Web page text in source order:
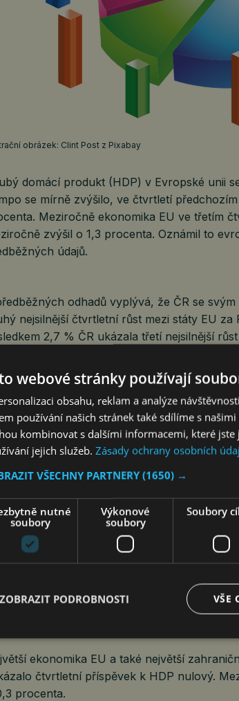
obrázek: Clint Post z Pixabay
domácí produkt (HDP) v Evropské unii
se mírně zvýšilo, ve čtvrtletí
Meziročně ekonomika EU ve třetím
zvýšil o 1,3 procenta. Oznámil to
údajů.
odhadů vyplývá, že ČR se
nejsilnější čtvrtletní růst mezi státy EU
2,7 % ČR ukázala třetí nejsilnější
ČESKÁ
RŮSTU
členskými státy, pro které už jsou k
nejvyšší nárůst ve srovnání s
%), Irsku a Finsku (v obou zemích -0,1
a záporné u jedné země.
ekonomika EU a také největší
čtvrtletní příspěvek k HDP nulový.
procenta.
webové stránky používají
obsahu, reklam a analýze
používání našich stránek také sdílíme s
kombinovat s dalšími informacemi, které
jejich služeb. Zásady ochrany osobních
VŠECHNY PARTNERY (1650) →
nutné
soubory
Výkonové
soubory
Soubory
VŠE
ZOBRAZIT PODROBNOSTI